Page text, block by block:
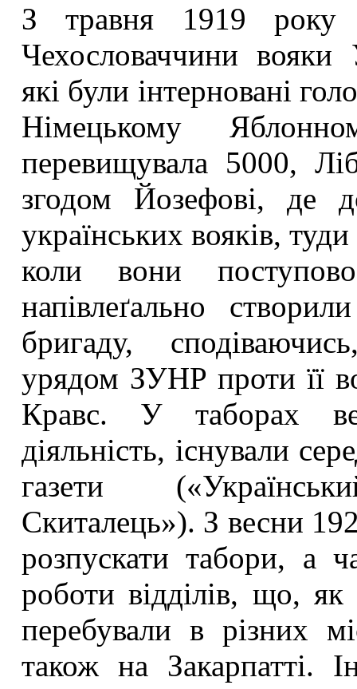
З травня 1919 року
Чехословаччини вояки
які були інтерновані
Німецькому
перевищувала 5000,
згодом Йозефові, де
українських вояків,
коли вони
напівлеґально
бригаду,
урядом ЗУНР проти її
Кравс. У таборах
діяльність, існували
газети
Скиталець»). З весни
розпускати табори, а
роботи відділів, що,
перебували в різних
також на Закарпатті.